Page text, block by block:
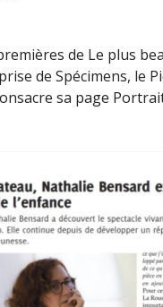
de Le plus
de Spécimens, le
sa page